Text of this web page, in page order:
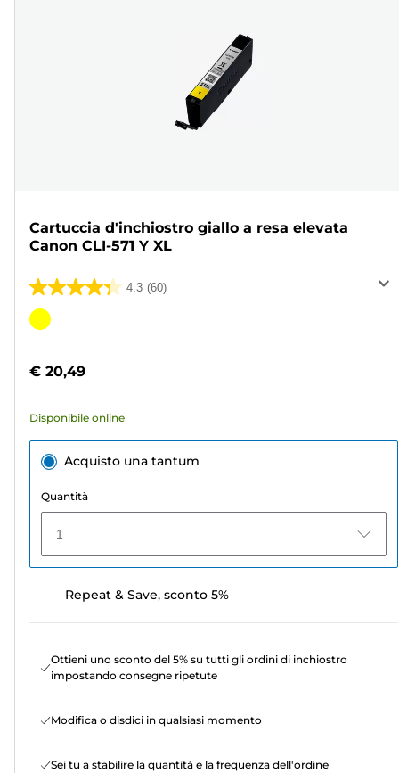
Cartuccia d'inchiostro giallo a resa elevata
Canon CLI-571 Y XL
4.3 (60)
4.3
su
60
Cartuccia
€ 20,49
Disponibile online
Acquisto una tantum
Quantità
1
Repeat & Save, sconto 5%
Ottieni uno sconto del 5% su tutti gli ordini di inchiostro
impostando consegne ripetute
Modifica o disdici in qualsiasi momento
Sei tu a stabilire la quantità e la frequenza dell'ordine